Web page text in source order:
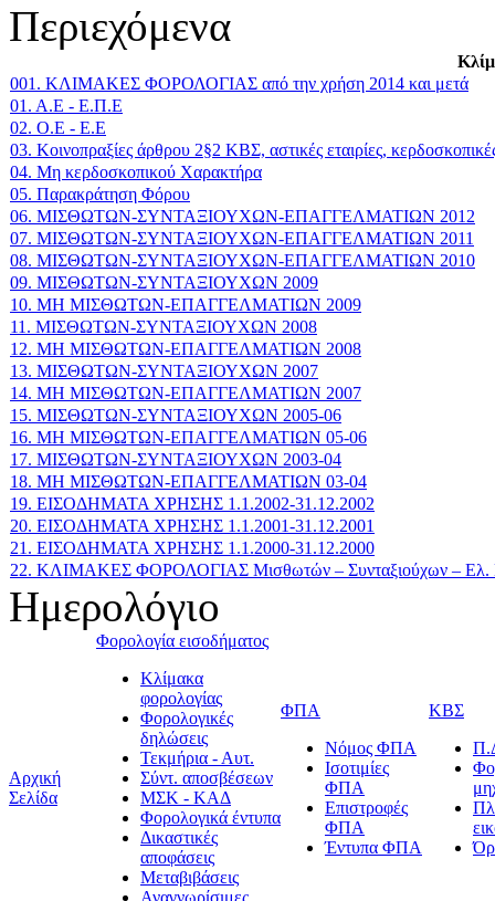
Περιεχόμενα
001. ΚΛΙΜΑΚΕΣ ΦΟΡΟΛΟΓΙΑΣ από την χρήση 2014 και μετά
01. Α.Ε - Ε.Π.Ε
02. Ο.Ε - Ε.Ε
03. Κοινοπραξίες άρθρου 2§2 ΚΒΣ, αστικές εταιρίες,
04. Μη κερδοσκοπικού Χαρακτήρα
05. Παρακράτηση Φόρου
06. ΜΙΣΘΩΤΩΝ-ΣΥΝΤΑΞΙΟΥΧΩΝ-ΕΠΑΓΓΕΛΜΑΤΙΩΝ 2012
07. ΜΙΣΘΩΤΩΝ-ΣΥΝΤΑΞΙΟΥΧΩΝ-ΕΠΑΓΓΕΛΜΑΤΙΩΝ 2011
08. ΜΙΣΘΩΤΩΝ-ΣΥΝΤΑΞΙΟΥΧΩΝ-ΕΠΑΓΓΕΛΜΑΤΙΩΝ 2010
09. ΜΙΣΘΩΤΩΝ-ΣΥΝΤΑΞΙΟΥΧΩΝ 2009
10. ΜΗ ΜΙΣΘΩΤΩΝ-ΕΠΑΓΓΕΛΜΑΤΙΩΝ 2009
11. ΜΙΣΘΩΤΩΝ-ΣΥΝΤΑΞΙΟΥΧΩΝ 2008
12. ΜΗ ΜΙΣΘΩΤΩΝ-ΕΠΑΓΓΕΛΜΑΤΙΩΝ 2008
13. ΜΙΣΘΩΤΩΝ-ΣΥΝΤΑΞΙΟΥΧΩΝ 2007
14. ΜΗ ΜΙΣΘΩΤΩΝ-ΕΠΑΓΓΕΛΜΑΤΙΩΝ 2007
15. ΜΙΣΘΩΤΩΝ-ΣΥΝΤΑΞΙΟΥΧΩΝ 2005-06
16. ΜΗ ΜΙΣΘΩΤΩΝ-ΕΠΑΓΓΕΛΜΑΤΙΩΝ 05-06
17. ΜΙΣΘΩΤΩΝ-ΣΥΝΤΑΞΙΟΥΧΩΝ 2003-04
18. ΜΗ ΜΙΣΘΩΤΩΝ-ΕΠΑΓΓΕΛΜΑΤΙΩΝ 03-04
19. ΕΙΣΟΔΗΜΑΤΑ ΧΡΗΣΗΣ 1.1.2002-31.12.2002
20. ΕΙΣΟΔΗΜΑΤΑ ΧΡΗΣΗΣ 1.1.2001-31.12.2001
21. ΕΙΣΟΔΗΜΑΤΑ ΧΡΗΣΗΣ 1.1.2000-31.12.2000
22. ΚΛΙΜΑΚΕΣ ΦΟΡΟΛΟΓΙΑΣ Μισθωτών – Συνταξιούχων – Ελ.
Ημερολόγιο
Αρχική
Σελίδα
Φορολογία εισοδήματος
Κλίμακα
φορολογίας
Φορολογικές
δηλώσεις
Τεκμήρια - Αυτ.
Σύντ. αποσβέσεων
ΜΣΚ - ΚΑΔ
Φορολογικά έντυπα
Δικαστικές
αποφάσεις
Μεταβιβάσεις
Αναγνωρίσιμες
ΦΠΑ
Νόμος ΦΠΑ
Ισοτιμίες
ΦΠΑ
Επιστροφές
ΦΠΑ
Έντυπα ΦΠΑ
ΚΒΣ